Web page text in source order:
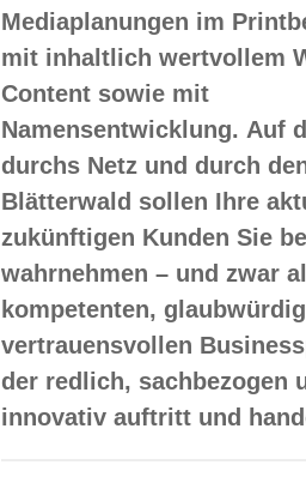
Mediaplanungen im
mit inhaltlich wertvollem
Content sowie mit
Namensentwicklung. Auf
durchs Netz und durch
Blätterwald sollen Ihre
zukünftigen Kunden Sie
wahrnehmen – und zwar
kompetenten,
vertrauensvollen
der redlich, sachbezogen
innovativ auftritt und